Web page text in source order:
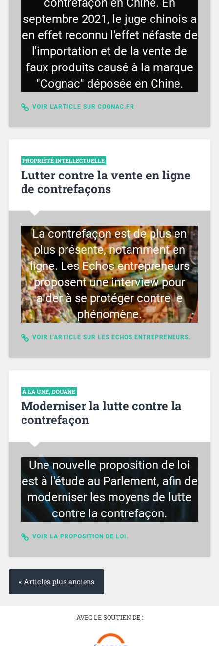
contrefaçon en Chine. En
septembre 2021, le juge chinois a
en effet reconnu l'effet néfaste de
l'importation et de la vente de
faux produits causé à la marque
"Cognac" déposée en Chine.
VOIR L'ARTICLE SUR COGNAC.FR
PROPRIÉTÉ INTELLECTUELLE
Lutter contre la vente en ligne
de contrefaçons
La contrefaçon est de plus en
plus présente, notamment en
ligne. Les Echos entrepreneurs
proposent une interview pour
aider à se protéger contre le
phénomène.
VOIR L'ARTICLE SUR LES ECHOS ENTREPRENEURS.
À LA UNE, DOUANE
Moderniser la lutte contre la
contrefaçon
Une nouvelle proposition de loi
est à l'étude au Parlement, afin de
moderniser les moyens de lutte
contre la contrefaçon.
VOIR LA PROPOSITION DE LOI.
« Articles plus anciens
AVEC LE SOUTIEN DE :